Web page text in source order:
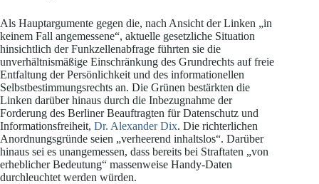
Als Hauptargumente gegen die, nach Ansicht der Linken „in
keinem Fall angemessene“, aktuelle gesetzliche Situation
hinsichtlich der Funkzellenabfrage führten sie die
unverhältnismäßige Einschränkung des Grundrechts auf freie
Entfaltung der Persönlichkeit und des informationellen
Selbstbestimmungsrechts an. Die Grünen bestärkten die
Linken darüber hinaus durch die Inbezugnahme der
Forderung des Berliner Beauftragten für Datenschutz und
Informationsfreiheit, Dr. Alexander Dix. Die richterlichen
Anordnungsgründe seien „verheerend inhaltslos“. Darüber
hinaus sei es unangemessen, dass bereits bei Straftaten „von
erheblicher Bedeutung“ massenweise Handy-Daten
durchleuchtet werden würden.